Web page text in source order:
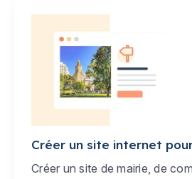
Créer un site internet
Créer un site de mairie, de